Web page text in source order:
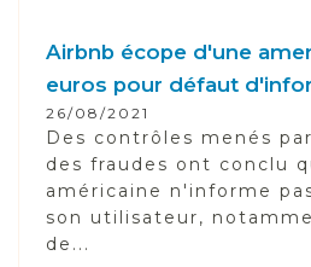
Airbnb écope d'une
euros pour défaut
26/08/2021
Des contrôles menés
des fraudes ont conclu
américaine n'informe
son utilisateur,
de...